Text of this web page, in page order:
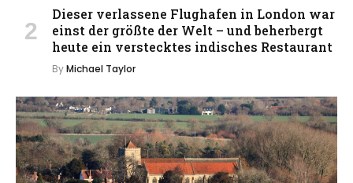
Dieser verlassene Flughafen in London war
einst der größte der Welt – und beherbergt
heute ein verstecktes indisches Restaurant
ByMichael Taylor